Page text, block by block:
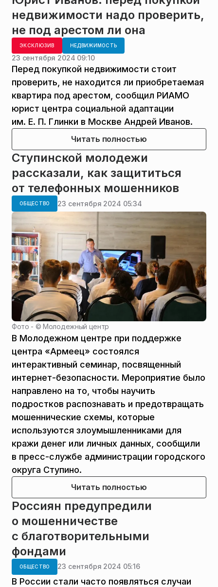
недвижимости надо проверить,
не под арестом ли она
ЭКСКЛЮЗИВ НЕДВИЖИМОСТЬ
23 сентября 2024 09:10
Перед покупкой недвижимости стоит
проверить, не находится ли приобретаемая
квартира под арестом, сообщил РИАМО
юрист центра социальной адаптации
им. Е. П. Глинки в Москве Андрей Иванов.
Читать полностью
Ступинской молодежи
рассказали, как защититься
от телефонных мошенников
ОБЩЕСТВО 23 сентября 2024 05:34
Фото - ©Молодежный центр
В Молодежном центре при поддержке
центра «Армеец» состоялся
интерактивный семинар, посвященный
интернет-безопасности. Мероприятие было
направлено на то, чтобы научить
подростков распознавать и предотвращать
мошеннические схемы, которые
используются злоумышленниками для
кражи денег или личных данных, сообщили
в пресс-службе администрации городского
округа Ступино.
Читать полностью
Россиян предупредили
о мошенничестве
с благотворительными
фондами
ОБЩЕСТВО 23 сентября 2024 05:16
В России стали часто появляться случаи